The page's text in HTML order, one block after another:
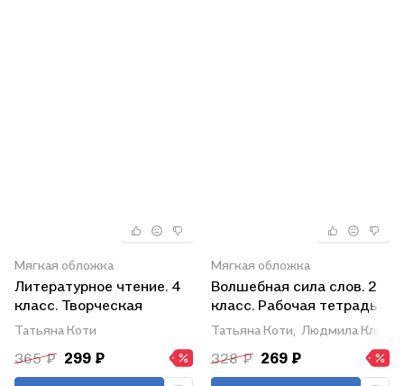
Мягкая обложка
Литературное чтение. 4
класс. Творческая
тетрадь
Татьяна Коти
365 ₽ 299 ₽
Мягкая обложка
Волшебная сила слов. 2
класс. Рабочая тетрадь
по развитию речи
Татьяна Коти, Людмила
328 ₽ 269 ₽